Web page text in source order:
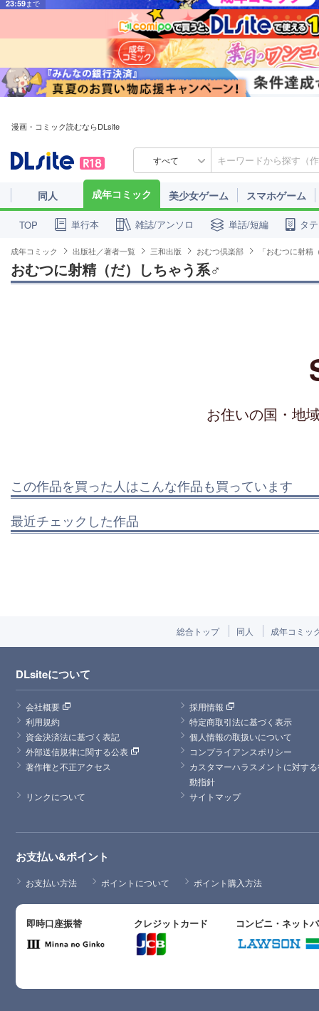
漫画・コミック読むならDLsite
すべて
同人 成年コミック 美少女ゲーム スマホゲーム
TOP 単行本 雑誌/アンソロ 単話/短編 タ
成年コミック 出版社／著者一覧 三和出版 おむつ倶楽部 「おむつに射
おむつに射精（だ）しちゃう系♂
お住いの国・地
この作品を買った人はこんな作品も買っています
最近チェックした作品
総合トップ 同人 成年コミッ
DLsiteについて
会社概要
採用情報
利用規約
特定商取引法に基づく表示
資金決済法に基づく表記
個人情報の取扱いについて
外部送信規律に関する公表
コンプライアンスポリシー
著作権と不正アクセス
カスタマーハラスメントに対す
動指針
リンクについて
サイトマップ
お支払い&ポイント
お支払い方法 ポイントについて ポイント購入方法
即時口座振替 クレジットカード コンビニ・ネット